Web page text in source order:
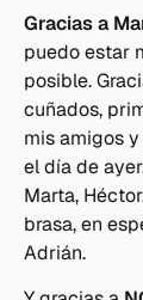
Gracias a
puedo estar
posible.
cuñados,
mis amigos
el día de
Marta,
brasa, en
Adrián.